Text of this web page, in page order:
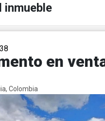
inmueble
en
Colombia